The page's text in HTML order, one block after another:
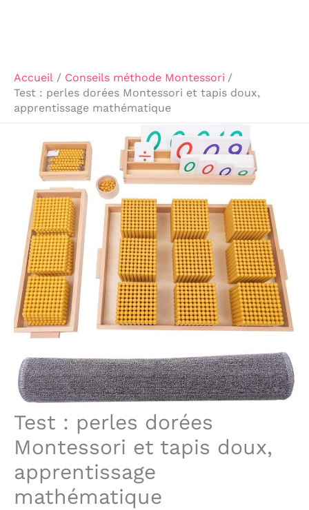
Accueil
Conseils méthode Montessori
Test : perles dorées Montessori et tapis doux,
apprentissage mathématique
Test : perles dorées
Montessori et tapis doux,
apprentissage
mathématique